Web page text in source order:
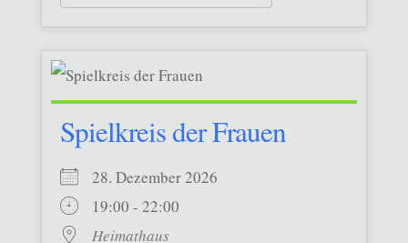
Spielkreis der Frauen
28. Dezember 2026
19:00 - 22:00
Heimathaus